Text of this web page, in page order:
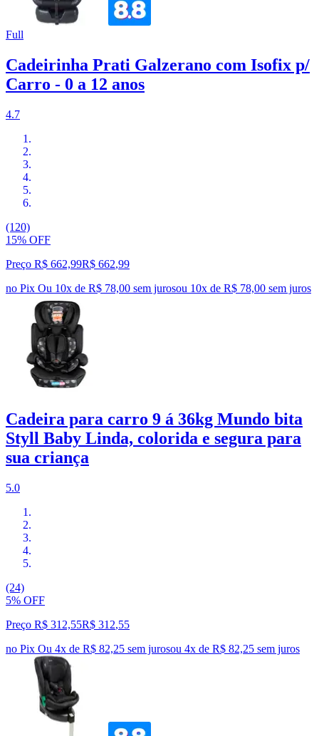
Full
Cadeirinha Prati Galzerano com Isofix p/
Carro - 0 a 12 anos
4.7
(120)
15% OFF
Preço R$ 662,99R$ 662,99
no Pix Ou 10x de R$ 78,00 sem jurosou 10x de R$ 78,00 sem juros
Cadeira para carro 9 á 36kg Mundo bita
Styll Baby Linda, colorida e segura para
sua criança
5.0
(24)
5% OFF
Preço R$ 312,55R$ 312,55
no Pix Ou 4x de R$ 82,25 sem jurosou 4x de R$ 82,25 sem juros